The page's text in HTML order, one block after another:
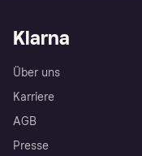
Klarna
Über uns
Karriere
AGB
Presse